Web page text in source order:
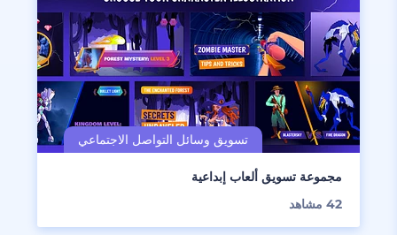
مجموعة تسويق ألعاب إبداعية
42 مشاهد